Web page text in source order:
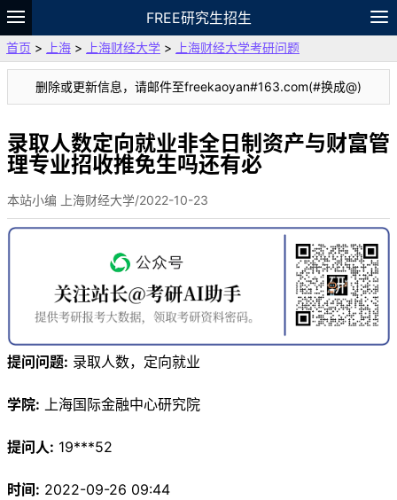
FREE研究生招生
题库
故事 专题 APP 笔记
论坛
VIP
资料
首页 > 上海 > 上海财经大学 > 上海财经大学考研问题
删除或更新信息，请邮件至freekaoyan#163.com(#换成@)
录取人数定向就业非全日制资产与财富管
理专业招收推免生吗还有必
本站小编 上海财经大学/2022-10-23
提问问题: 录取人数，定向就业
学院: 上海国际金融中心研究院
提问人: 19***52
时间: 2022-09-26 09:44